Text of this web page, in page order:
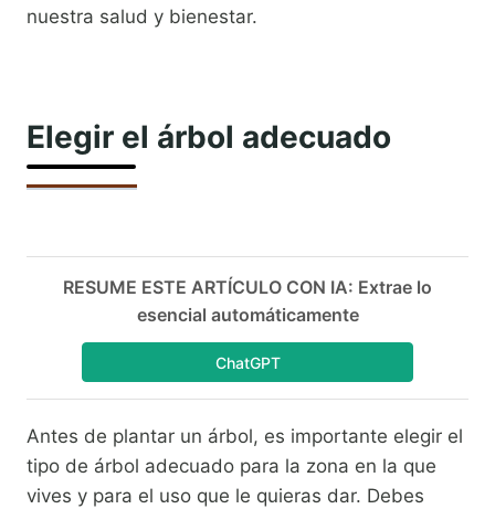
nuestra salud y bienestar.
Elegir el árbol adecuado
RESUME ESTE ARTÍCULO CON IA: Extrae lo
esencial automáticamente
ChatGPT
Antes de plantar un árbol, es importante elegir el
tipo de árbol adecuado para la zona en la que
vives y para el uso que le quieras dar. Debes